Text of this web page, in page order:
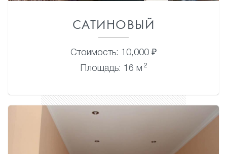
САТИНОВЫЙ
Стоимость: 10,000 ₽
Площадь: 16 м 2